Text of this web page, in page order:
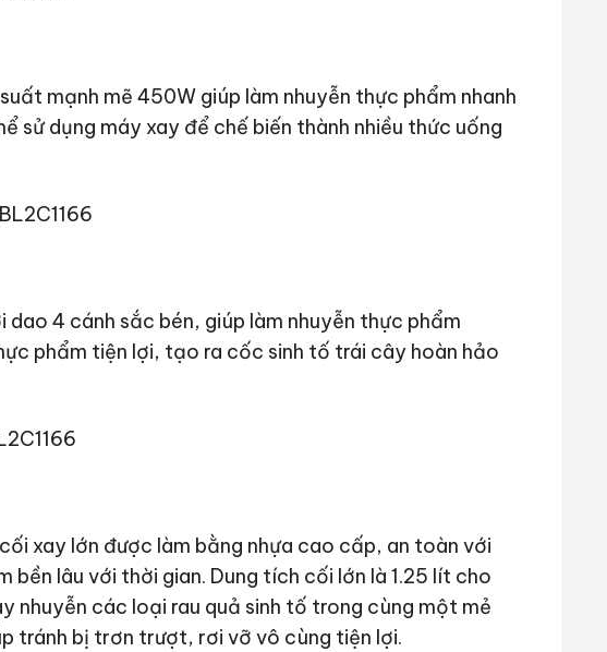
mạnh mẽ 450W giúp làm nhuyễn thực phẩm nhanh
sử dụng máy xay để chế biến thành nhiều thức uống
dao 4 cánh sắc bén, giúp làm nhuyễn thực phẩm
phẩm tiện lợi, tạo ra cốc sinh tố trái cây hoàn hảo
xay lớn được làm bằng nhựa cao cấp, an toàn với
bền lâu với thời gian. Dung tích cối lớn là 1.25 lít cho
nhuyễn các loại rau quả sinh tố trong cùng một mẻ
tránh bị trơn trượt, rơi vỡ vô cùng tiện lợi.